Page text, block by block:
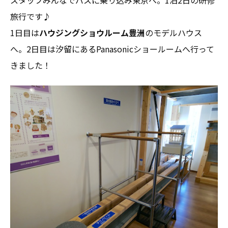
旅行です♪
1日目はハウジングショウルーム豊洲のモデルハウス
へ。2日目は汐留にあるPanasonicショールームへ行って
きました！